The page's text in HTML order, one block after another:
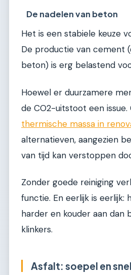
De nadelen van beton
Het is een stabiele keuze
De productie van cement
beton) is erg belastend
Hoewel er duurzamere
de CO2-uitstoot een issue.
thermische massa in
alternatieven, aangezien
van tijd kan verstoppen
Zonder goede reiniging
functie. En eerlijk is eerlijk:
harder en kouder aan dan
klinkers.
Asfalt: soepel en snel